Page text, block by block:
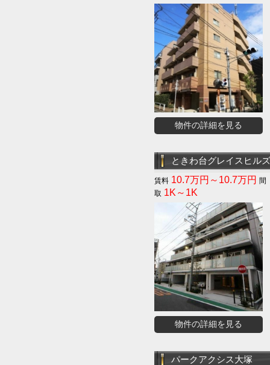
物件の詳細を見る
ときわ台グレイスヒルズ
10.7万円～10.7万円
1K～1K
物件の詳細を見る
パークアクシス大塚